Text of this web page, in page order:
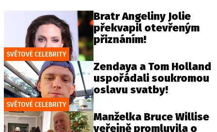
SVĚTOVÉ CELEBRITY
Bratr Angeliny Jolie
překvapil otevřeným
přiznáním!
SVĚTOVÉ CELEBRITY
Zendaya a Tom Holland
uspořádali soukromou
oslavu svatby!
Manželka Bruce Willise
veřejně promluvila o